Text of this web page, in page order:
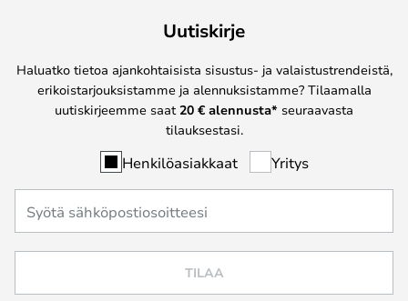
Uutiskirje
Haluatko tietoa ajankohtaisista sisustus- ja valaistustrendeistä,
erikoistarjouksistamme ja alennuksistamme? Tilaamalla
uutiskirjeemme saat 20 € alennusta* seuraavasta
tilauksestasi.
Henkilöasiakkaat Yritys
TILAA